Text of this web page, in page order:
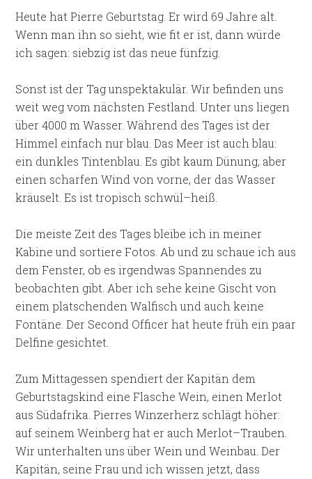
Heute hat Pierre Geburtstag. Er wird 69 Jahre alt.
Wenn man ihn so sieht, wie fit er ist, dann würde
ich sagen: siebzig ist das neue fünfzig.
Sonst ist der Tag unspektakulär. Wir befinden uns
weit weg vom nächsten Festland. Unter uns liegen
über 4000 m Wasser. Während des Tages ist der
Himmel einfach nur blau. Das Meer ist auch blau:
ein dunkles Tintenblau. Es gibt kaum Dünung, aber
einen scharfen Wind von vorne, der das Wasser
kräuselt. Es ist tropisch schwül–heiß.
Die meiste Zeit des Tages bleibe ich in meiner
Kabine und sortiere Fotos. Ab und zu schaue ich aus
dem Fenster, ob es irgendwas Spannendes zu
beobachten gibt. Aber ich sehe keine Gischt von
einem platschenden Walfisch und auch keine
Fontäne. Der Second Officer hat heute früh ein paar
Delfine gesichtet.
Zum Mittagessen spendiert der Kapitän dem
Geburtstagskind eine Flasche Wein, einen Merlot
aus Südafrika. Pierres Winzerherz schlägt höher:
auf seinem Weinberg hat er auch Merlot–Trauben.
Wir unterhalten uns über Wein und Weinbau. Der
Kapitän, seine Frau und ich wissen jetzt, dass